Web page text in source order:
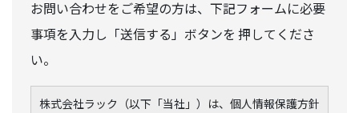
お問い合わせをご希望の方は、下記フォームに必要
事項を入力し「送信する」ボタンを 押してくださ
い。
株式会社ラック（以下「当社」）は、個人情報保護方針